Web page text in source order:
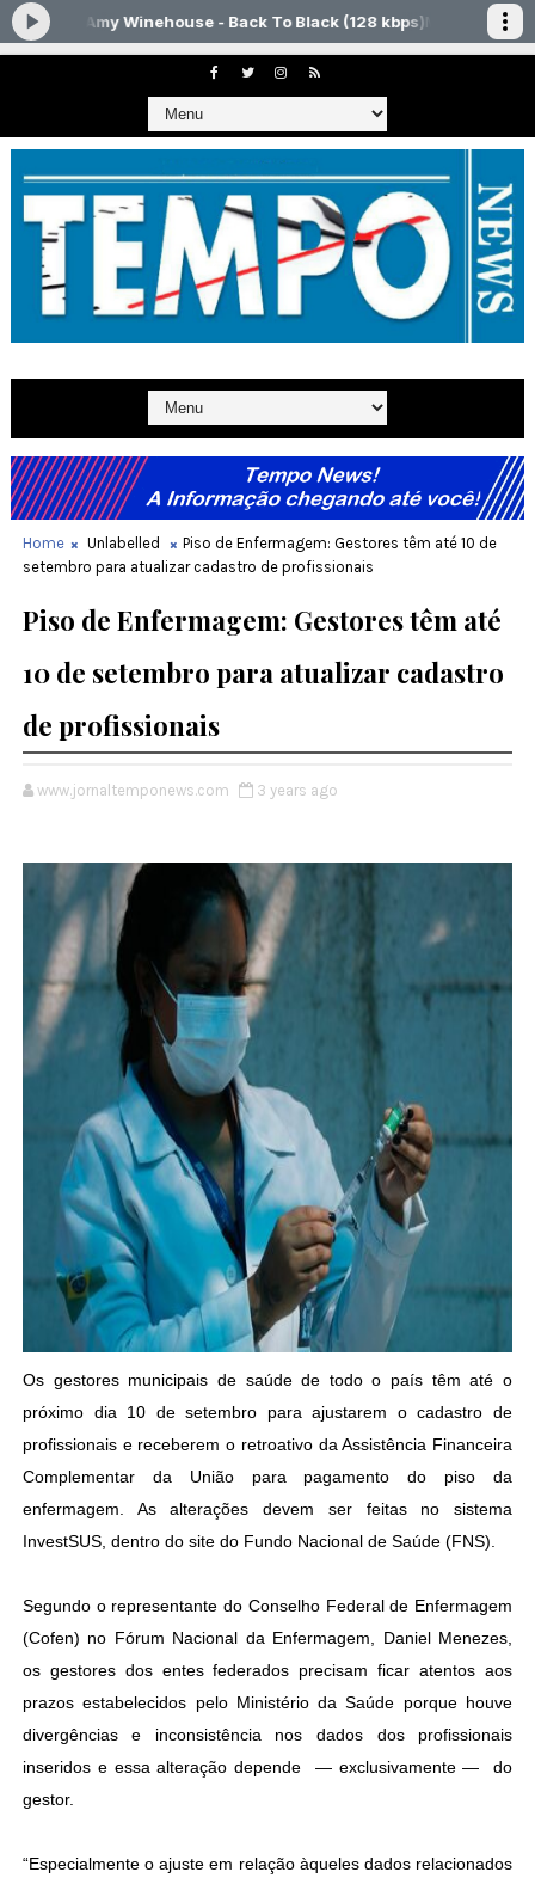
Home Unlabelled
Piso de Enfermagem: Gestores têm até 10 de
setembro para atualizar cadastro de profissionais
Piso de Enfermagem: Gestores têm até
10 de setembro para atualizar cadastro
de profissionais
www.jornaltemponews.com 3 years ago
Os gestores municipais de saúde de todo o país têm até o
próximo dia 10 de setembro para ajustarem o cadastro de
profissionais e receberem o retroativo da Assistência Financeira
Complementar da União para pagamento do piso da
enfermagem. As alterações devem ser feitas no sistema
InvestSUS, dentro do site do Fundo Nacional de Saúde (FNS).
Segundo o representante do Conselho Federal de Enfermagem
(Cofen) no Fórum Nacional da Enfermagem, Daniel Menezes,
os gestores dos entes federados precisam ficar atentos aos
prazos estabelecidos pelo Ministério da Saúde porque houve
divergências e inconsistência nos dados dos profissionais
inseridos e essa alteração depende — exclusivamente — do
gestor.
“Especialmente o ajuste em relação àqueles dados relacionados